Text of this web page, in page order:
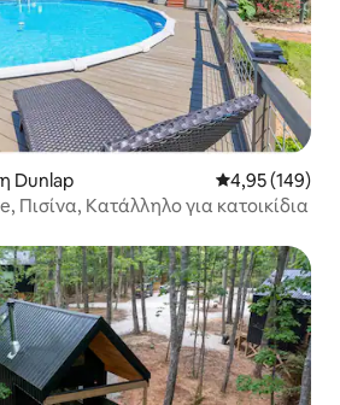
Dunlap Μέση
4,95 (149)
Heaven 's View Lodge, Πισίνα, Κατάλληλο για κατοικίδια